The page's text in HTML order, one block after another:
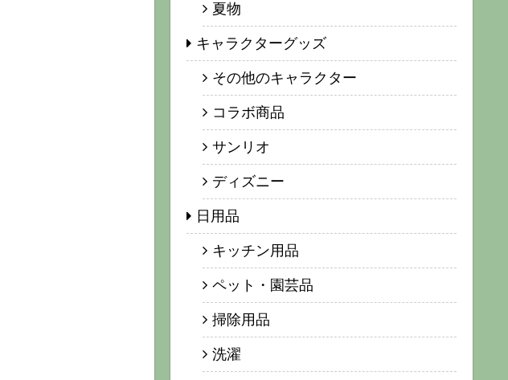
夏物
キャラクターグッズ
その他のキャラクター
コラボ商品
サンリオ
ディズニー
日用品
キッチン用品
ペット・園芸品
掃除用品
洗濯